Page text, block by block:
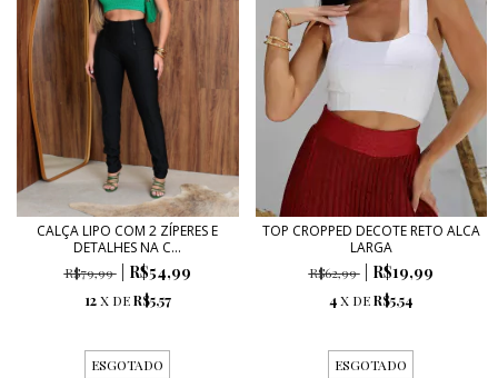
CALÇA LIPO COM 2 ZÍPERES E
DETALHES NA C...
R$79,99 R$54,99
12 X DER$5,57
ESGOTADO
TOP CROPPED DECOTE RETO ALCA
LARGA
R$62,99 R$19,99
4X DER$5,54
ESGOTADO